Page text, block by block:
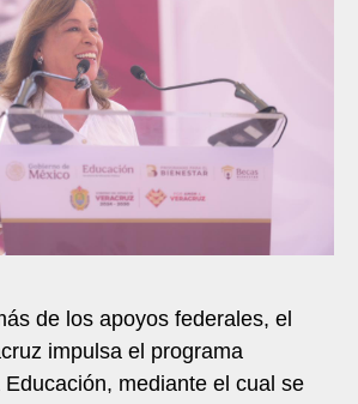
de los apoyos federales, el
impulsa el programa
mediante el cual se